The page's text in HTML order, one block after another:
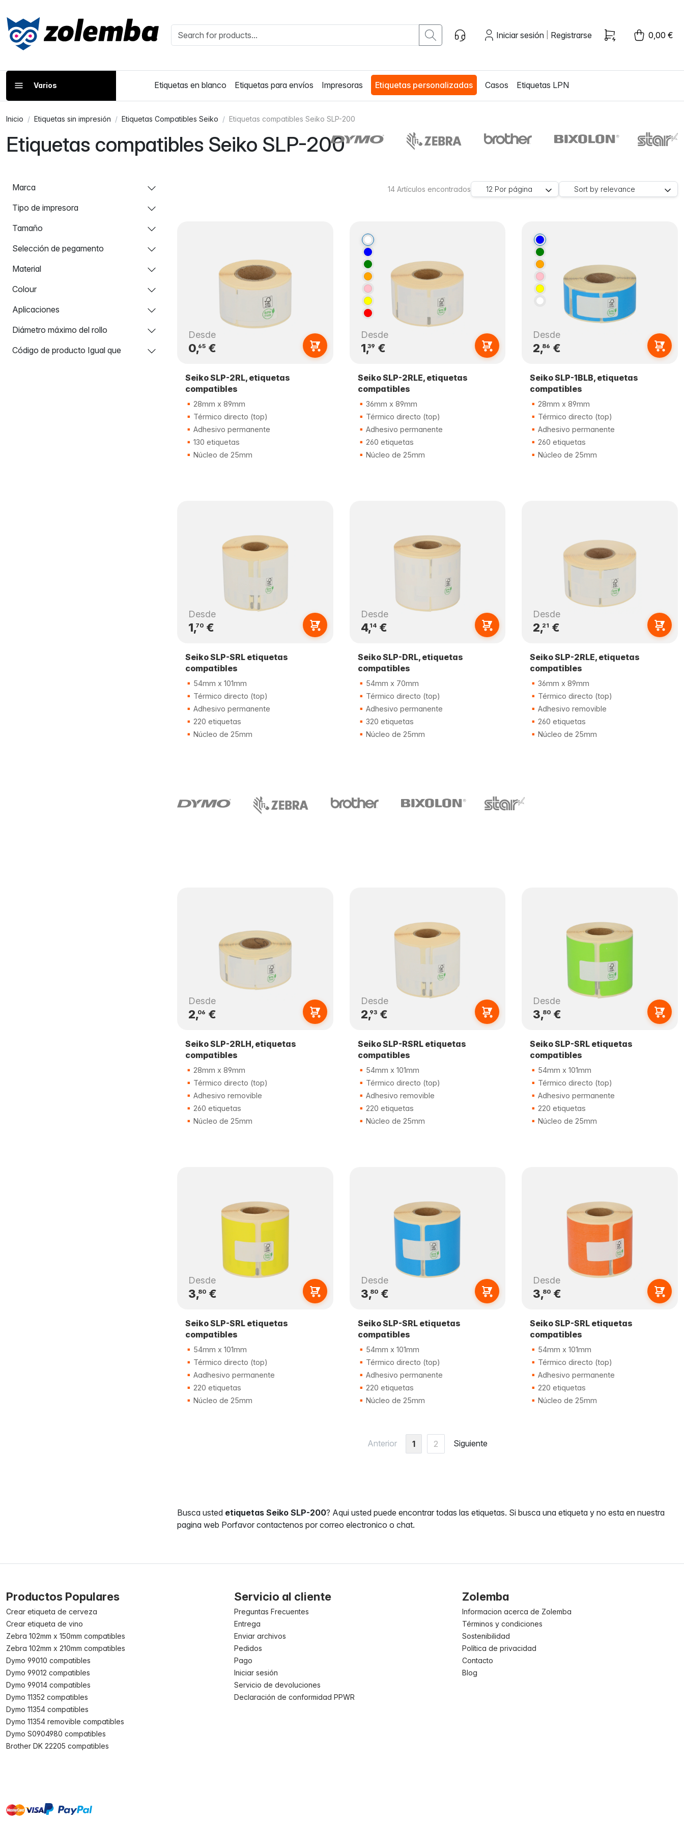
Iniciar sesión Registrarse 0,00 €
Varios Etiquetas en blanco Etiquetas para envíos Impresoras Etiquetas personalizadas Casos Etiquetas LPN
Inicio Etiquetas sin impresión Etiquetas Compatibles Seiko Etiquetas compatibles Seiko SLP-200
Etiquetas compatibles Seiko SLP-200
Marca
Tipo de impresora
Tamaño
Selección de pegamento
Material
Colour
Aplicaciones
Diámetro máximo del rollo
Código de producto Igual que
14Artículos encontrados 12 Por página Sort by relevance
Desde
0,65€
Seiko SLP-2RL, etiquetas
compatibles
28mm x 89mm
Térmico directo (top)
Adhesivo permanente
130 etiquetas
Núcleo de 25mm
Desde
1,39 €
Seiko SLP-2RLE, etiquetas
compatibles
36mm x 89mm
Térmico directo (top)
Adhesivo permanente
260 etiquetas
Núcleo de 25mm
Desde
2,86 €
Seiko SLP-1BLB, etiquetas
compatibles
28mm x 89mm
Térmico directo (top)
Adhesivo permanente
260 etiquetas
Núcleo de 25mm
Desde
1,70€
Seiko SLP-SRL etiquetas
compatibles
54mm x 101mm
Térmico directo (top)
Adhesivo permanente
220 etiquetas
Núcleo de 25mm
Desde
4,14 €
Seiko SLP-DRL, etiquetas
compatibles
54mm x 70mm
Térmico directo (top)
Adhesivo permanente
320 etiquetas
Núcleo de 25mm
Desde
2,21 €
Seiko SLP-2RLE, etiquetas
compatibles
36mm x 89mm
Térmico directo (top)
Adhesivo removible
260 etiquetas
Núcleo de 25mm
Desde
2,06 €
Seiko SLP-2RLH, etiquetas
compatibles
28mm x 89mm
Térmico directo (top)
Adhesivo removible
260 etiquetas
Núcleo de 25mm
Desde
2,93 €
Seiko SLP-RSRL etiquetas
compatibles
54mm x 101mm
Térmico directo (top)
Adhesivo removible
220 etiquetas
Núcleo de 25mm
Desde
3,80€
Seiko SLP-SRL etiquetas
compatibles
54mm x 101mm
Térmico directo (top)
Adhesivo permanente
220 etiquetas
Núcleo de 25mm
Desde
3,80€
Seiko SLP-SRL etiquetas
compatibles
54mm x 101mm
Térmico directo (top)
Aadhesivo permanente
220 etiquetas
Núcleo de 25mm
Desde
3,80 €
Seiko SLP-SRL etiquetas
compatibles
54mm x 101mm
Térmico directo (top)
Adhesivo permanente
220 etiquetas
Núcleo de 25mm
Desde
3,80€
Seiko SLP-SRL etiquetas
compatibles
54mm x 101mm
Térmico directo (top)
Adhesivo permanente
220 etiquetas
Núcleo de 25mm
Anterior 1 2 Siguiente
Busca usted etiquetas Seiko SLP-200? Aqui usted puede encontrar todas las etiquetas. Si busca una etiqueta y no esta en nuestra
pagina web Porfavor contactenos por correo electronico o chat.
Productos Populares
Crear etiqueta de cerveza
Crear etiqueta de vino
Zebra 102mm x 150mm compatibles
Zebra 102mm x 210mm compatibles
Dymo 99010 compatibles
Dymo 99012 compatibles
Dymo 99014 compatibles
Dymo 11352 compatibles
Dymo 11354 compatibles
Dymo 11354 removible compatibles
Dymo S0904980 compatibles
Brother DK 22205 compatibles
Servicio al cliente
Preguntas Frecuentes
Entrega
Enviar archivos
Pedidos
Pago
Iniciar sesión
Servicio de devoluciones
Declaración de conformidad PPWR
Zolemba
Informacion acerca de Zolemba
Términos y condiciones
Sostenibilidad
Política de privacidad
Contacto
Blog
mastervisa paypal